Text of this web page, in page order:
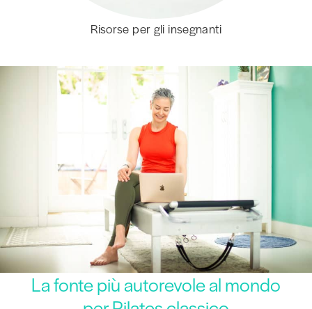
Risorse per gli insegnanti
La fonte più autorevole al mondo